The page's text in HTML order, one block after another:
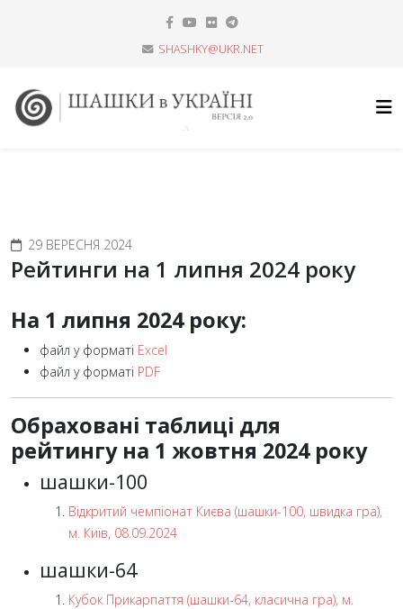
SHASHKY@UKR.NET
29 ВЕРЕСНЯ 2024
Рейтинги на 1 липня 2024 року
На 1 липня 2024 року:
файл у форматі Excel
файл у форматі PDF
Обраховані таблиці для
рейтингу на 1 жовтня 2024 року
шашки-100
Відкритий чемпіонат Києва (шашки-100, швидка гра),
м. Київ, 08.09.2024
шашки-64
Кубок Прикарпаття (шашки-64, класична гра), м.